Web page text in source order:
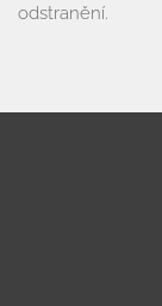
odstranění.